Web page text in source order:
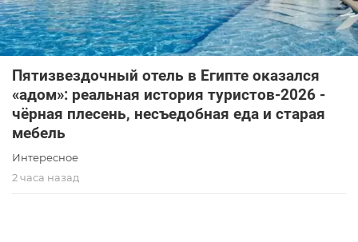
Пятизвездочный отель в Египте оказался
«адом»: реальная история туристов-2026 -
чёрная плесень, несъедобная еда и старая
мебель
Интересное
2 часа назад